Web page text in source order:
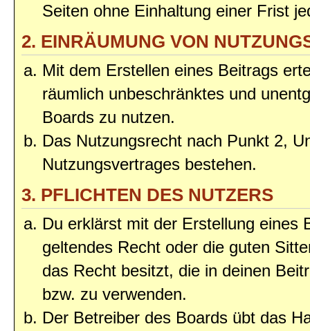
Seiten ohne Einhaltung einer Frist
2. EINRÄUMUNG VON
Mit dem Erstellen eines Beitrags
räumlich unbeschränktes und
Boards zu nutzen.
Das Nutzungsrecht nach Punkt 2,
Nutzungsvertrages bestehen.
3. PFLICHTEN DES NUTZERS
Du erklärst mit der Erstellung eines
geltendes Recht oder die guten
das Recht besitzt, die in deinen
bzw. zu verwenden.
Der Betreiber des Boards übt das